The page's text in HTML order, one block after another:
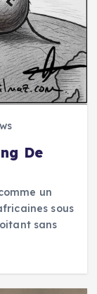
De
un
sous
sans